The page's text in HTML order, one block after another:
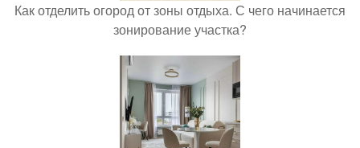
Как отделить огород от зоны отдыха. С чего начинается
зонирование участка?